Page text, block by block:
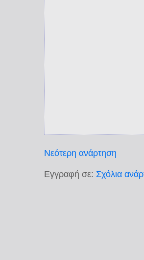
Νεότερη ανάρτηση
Εγγραφή σε: Σχόλια